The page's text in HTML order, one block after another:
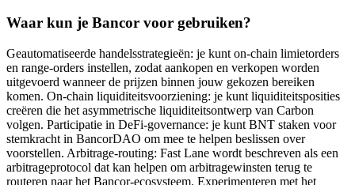
Waar kun je Bancor voor gebruiken?
Geautomatiseerde handelsstrategieën: je kunt on-chain limietorders
en range-orders instellen, zodat aankopen en verkopen worden
uitgevoerd wanneer de prijzen binnen jouw gekozen bereiken
komen. On-chain liquiditeitsvoorziening: je kunt liquiditeitsposities
creëren die het asymmetrische liquiditeitsontwerp van Carbon
volgen. Participatie in DeFi-governance: je kunt BNT staken voor
stemkracht in BancorDAO om mee te helpen beslissen over
voorstellen. Arbitrage-routing: Fast Lane wordt beschreven als een
arbitrageprotocol dat kan helpen om arbitragewinsten terug te
routeren naar het Bancor-ecosysteem. Experimenteren met het